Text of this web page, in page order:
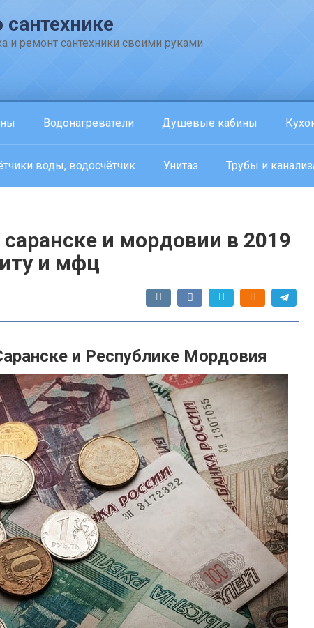
сантехнике
и ремонт сантехники своими руками
Водонагреватели Душевые кабины
воды, водосчётчик Унитаз Трубы и
и мордовии в 2019
и мфц
и Республике Мордовия